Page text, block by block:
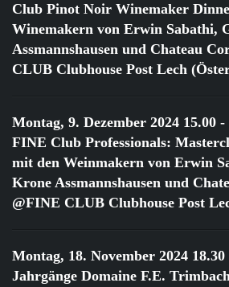
Club Pinot Noir Winemaker
Winemakern von Erwin Sabathi,
Assmannshausen und Chateau
CLUB Clubhouse Post Lech
Montag, 9. Dezember 2024 15.00
FINE Club Professionals:
mit den Weinmakern von Erwin
Krone Assmannshausen und
@FINE CLUB Clubhouse Post
Montag, 18. November 2024
Jahrgänge Domaine F.E.